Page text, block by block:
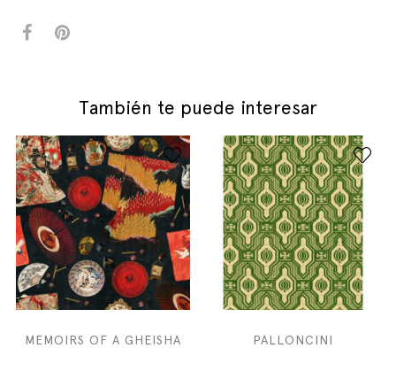
También te puede interesar
MEMOIRS OF A GHEISHA PALLONCINI